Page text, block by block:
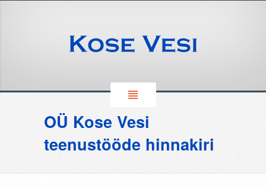
OÜ Kose Vesi
teenustööde hinnakiri